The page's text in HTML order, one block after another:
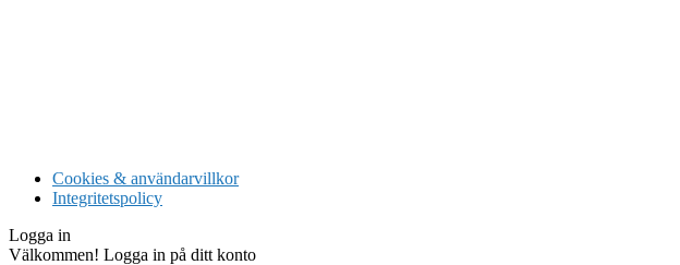
Cookies & användarvillkor
Integritetspolicy
Logga in
Välkommen! Logga in på ditt konto